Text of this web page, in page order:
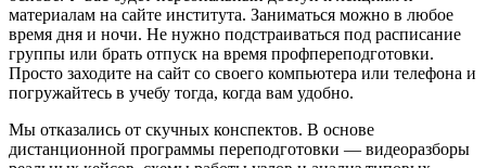
материалам на сайте института. Заниматься можно в любое
время дня и ночи. Не нужно подстраиваться под расписание
группы или брать отпуск на время профпереподготовки.
Просто заходите на сайт со своего компьютера или телефона и
погружайтесь в учебу тогда, когда вам удобно.
Мы отказались от скучных конспектов. В основе
дистанционной программы переподготовки — видеоразборы